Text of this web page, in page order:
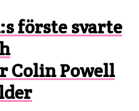
förste svarte
Powell